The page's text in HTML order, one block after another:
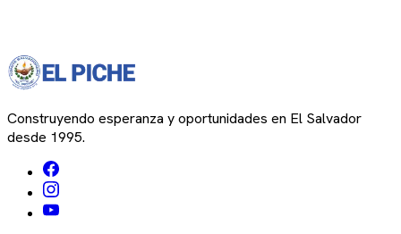
Construyendo esperanza y oportunidades en El Salvador
desde 1995.